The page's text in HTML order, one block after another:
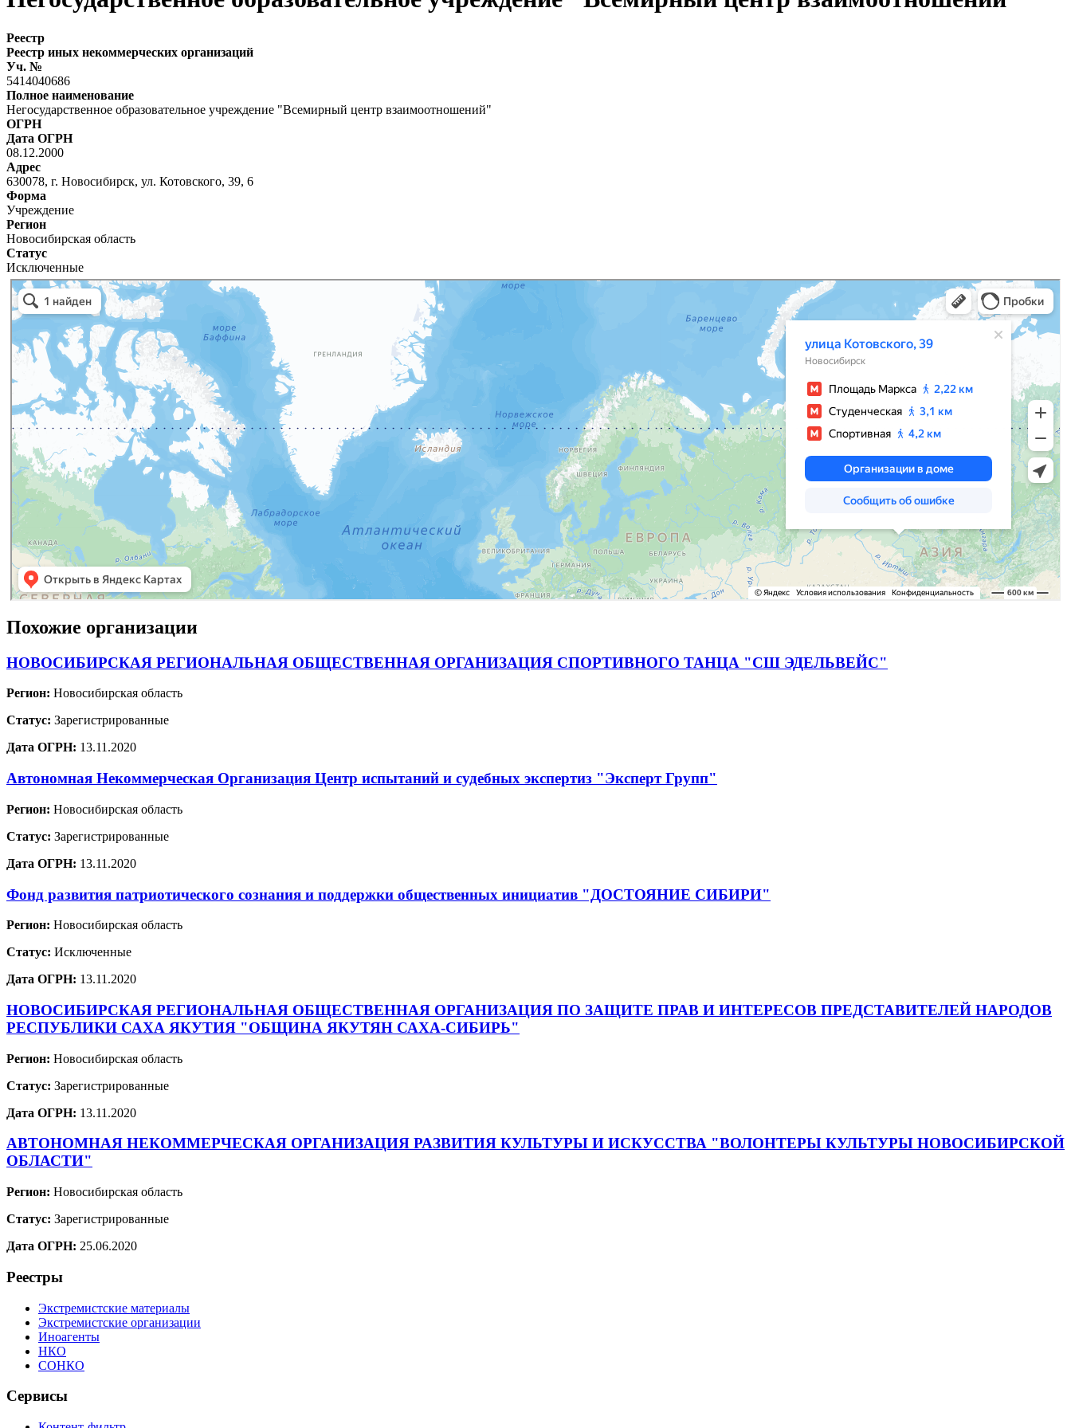
Реестр
Реестр иных некоммерческих организаций
Уч. №
5414040686
Полное наименование
Негосударственное образовательное учреждение "Всемирный центр взаимоотношений"
ОГРН
Дата ОГРН
08.12.2000
Адрес
630078, г. Новосибирск, ул. Котовского, 39, 6
Форма
Учреждение
Регион
Новосибирская область
Статус
Исключенные
Похожие организации
НОВОСИБИРСКАЯ РЕГИОНАЛЬНАЯ ОБЩЕСТВЕННАЯ ОРГАНИЗАЦИЯ СПОРТИВНОГО ТАНЦА "СШ ЭДЕЛЬВЕЙС"
Регион: Новосибирская область
Статус: Зарегистрированные
Дата ОГРН: 13.11.2020
Автономная Некоммерческая Организация Центр испытаний и судебных экспертиз "Эксперт Групп"
Регион: Новосибирская область
Статус: Зарегистрированные
Дата ОГРН: 13.11.2020
Фонд развития патриотического сознания и поддержки общественных инициатив "ДОСТОЯНИЕ СИБИРИ"
Регион: Новосибирская область
Статус: Исключенные
Дата ОГРН: 13.11.2020
НОВОСИБИРСКАЯ РЕГИОНАЛЬНАЯ ОБЩЕСТВЕННАЯ ОРГАНИЗАЦИЯ ПО ЗАЩИТЕ ПРАВ И ИНТЕРЕСОВ ПРЕДСТАВИТЕЛЕЙ НАРОДОВ
РЕСПУБЛИКИ САХА ЯКУТИЯ "ОБЩИНА ЯКУТЯН САХА-СИБИРЬ"
Регион: Новосибирская область
Статус: Зарегистрированные
Дата ОГРН: 13.11.2020
АВТОНОМНАЯ НЕКОММЕРЧЕСКАЯ ОРГАНИЗАЦИЯ РАЗВИТИЯ КУЛЬТУРЫ И ИСКУССТВА "ВОЛОНТЕРЫ КУЛЬТУРЫ НОВОСИБИРСКОЙ
ОБЛАСТИ"
Регион: Новосибирская область
Статус: Зарегистрированные
Дата ОГРН: 25.06.2020
Реестры
Экстремистские материалы
Экстремистские организации
Иноагенты
НКО
СОНКО
Сервисы